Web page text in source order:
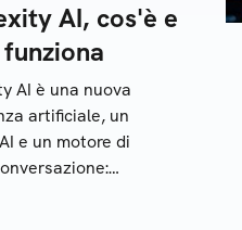
AI, cos'è e
AI è una nuova
artificiale, un
e un motore di